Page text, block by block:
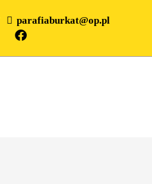
parafiaburkat@op.pl